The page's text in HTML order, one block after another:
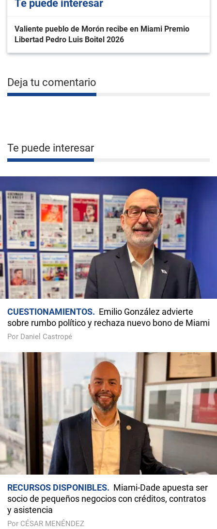
Te puede interesar
Valiente pueblo de Morón recibe en Miami Premio
Libertad Pedro Luis Boitel 2026
Deja tu comentario
Te puede interesar
CUESTIONAMIENTOS
Emilio González advierte
sobre rumbo político y rechaza nuevo bono de Miami
Por Daniel Castropé
RECURSOS DISPONIBLES
Miami-Dade apuesta ser
socio de pequeños negocios con créditos, contratos
y asistencia
Por CÉSAR MENÉNDEZ